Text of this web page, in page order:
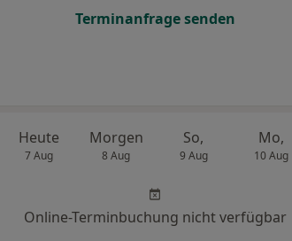
Terminanfrage senden
Heute
7 Aug
Morgen
8 Aug
So,
9 Aug
Mo,
10 Aug
Online-Terminbuchung nicht verfügbar